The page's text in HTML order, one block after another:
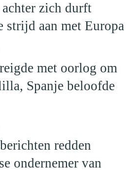
zich durft
strijd aan met Europa
met oorlog om
Spanje beloofde
redden
ondernemer van